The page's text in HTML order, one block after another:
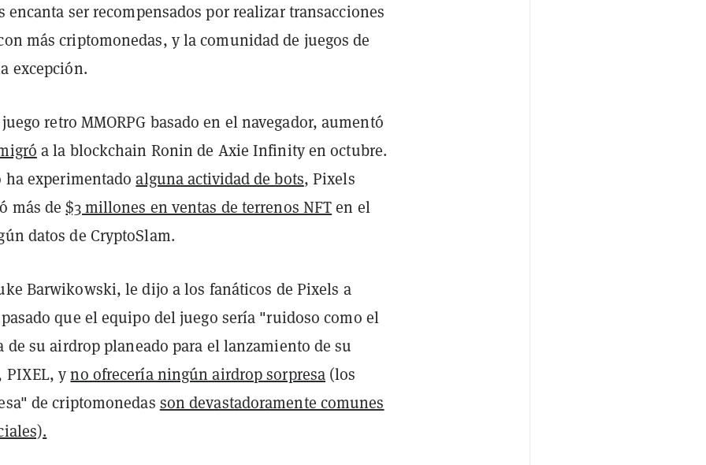
encanta ser recompensados por realizar transacciones
más criptomonedas, y la comunidad de juegos de
excepción.
retro MMORPG basado en el navegador, aumentó
a la blockchain Ronin de Axie Infinity en octubre.
ha experimentadoalguna actividad de bots, Pixels
más de$3 millones en ventas de terrenos NFTen el
datos de CryptoSlam.
Barwikowski, le dijo a los fanáticos de Pixels a
que el equipo del juego sería "ruidoso como el
de su airdrop planeado para el lanzamiento de su
PIXEL, yno ofrecería ningún airdrop sorpresa (los
de criptomonedas son devastadoramente comunes